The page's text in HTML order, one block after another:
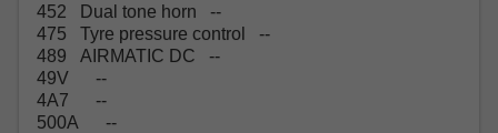
452 Dual tone horn --
475 Tyre pressure control --
489 AIRMATIC DC --
49V --
4A7 --
500A --